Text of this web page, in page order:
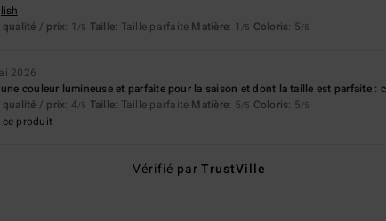
qualité / prix: 1 /5 Taille: Taille parfaite Matière: 1 /5 Coloris: 5/5
2026
couleur lumineuse et parfaite pour la saison et dont la taille est parfaite :
qualité / prix: 4/5 Taille: Taille parfaite Matière: 5/5 Coloris: 5/5
produit
Vérifié parTrustVille